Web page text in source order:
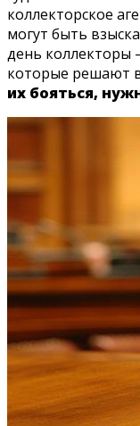
коллекторское
могут быть
день коллекторы
которые решают
их бояться,